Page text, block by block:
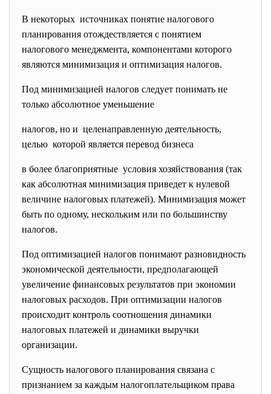
В некоторых источниках понятие налогового
планирования отождествляется с понятием
налогового менеджмента, компонентами которого
являются минимизация и оптимизация налогов.
Под минимизацией налогов следует понимать не
только абсолютное уменьшение
налогов, но и целенаправленную деятельность,
целью которой является перевод бизнеса
в более благоприятные условия хозяйствования (так
как абсолютная минимизация приведет к нулевой
величине налоговых платежей). Минимизация может
быть по одному, нескольким или по большинству
налогов.
Под оптимизацией налогов понимают разновидность
экономической деятельности, предполагающей
увеличение финансовых результатов при экономии
налоговых расходов. При оптимизации налогов
происходит контроль соотношения динамики
налоговых платежей и динамики выручки
организации.
Сущность налогового планирования связана с
признанием за каждым налогоплательщиком права